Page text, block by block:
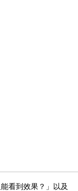
看到效果？」以及